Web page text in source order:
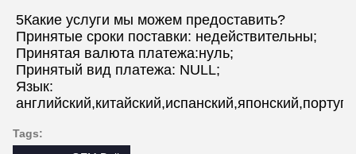
5Какие услуги мы можем предоставить?
Принятые сроки поставки: недействительны;
Принятая валюта платежа:нуль;
Принятый вид платежа: NULL;
Язык:
Tags: